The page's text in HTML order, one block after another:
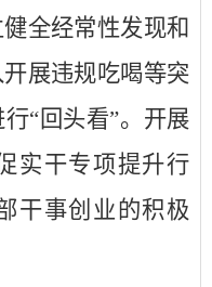
全经常性发现和
展违规吃喝等突
行“回头看”。 开展
实干专项提升行
干事创业的积极